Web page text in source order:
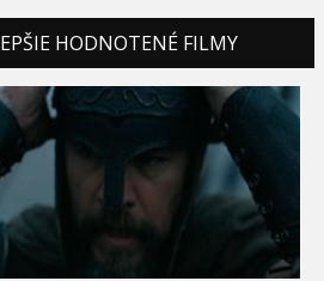
HODNOTENÉ FILMY